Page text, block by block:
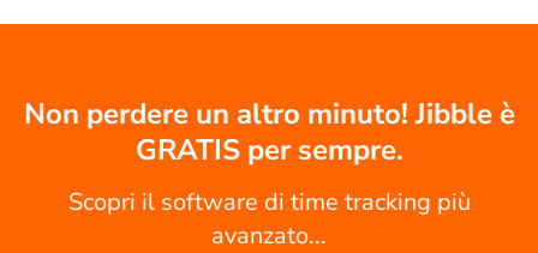
Non perdere un altro minuto! Jibble è
GRATIS per sempre.
Scopri il software di time tracking più
avanzato...